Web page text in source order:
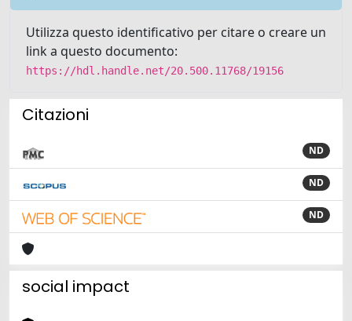
Utilizza questo identificativo per citare o creare un
link a questo documento:
https://hdl.handle.net/20.500.11768/19156
Citazioni
ND
ND
ND
social impact